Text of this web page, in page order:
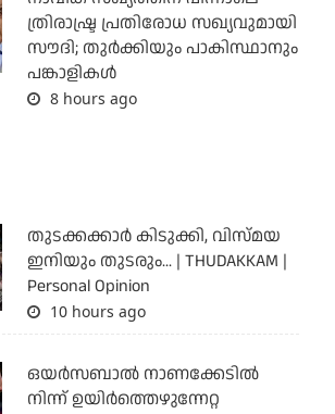
ത്രിരാഷ്ട്ര പ്രതിരോധ സഖ്യവുമായി
സൗദി; തുര്‍ക്കിയും പാകിസ്ഥാനും
പങ്കാളികള്‍
8 hours ago
തുടക്കക്കാര്‍ കിടുക്കി, വിസ്മയ
ഇനിയും തുടരും... | THUDAKKAM |
Personal Opinion
10 hours ago
ഒയര്‍സബാൽ നാണക്കേടിൽ
നിന്ന് ഉയിർത്തെഴുന്നേറ്റ